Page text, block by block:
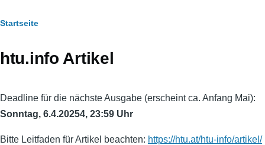
Pfadnavigation
Startseite
htu.info Artikel
Deadline für die nächste Ausgabe (erscheint ca. Anfang Mai):
Sonntag, 6.4.20254, 23:59 Uhr
Bitte Leitfaden für Artikel beachten: https://htu.at/htu-info/artikel/